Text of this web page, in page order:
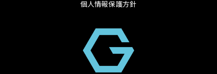
個人情報保護方針